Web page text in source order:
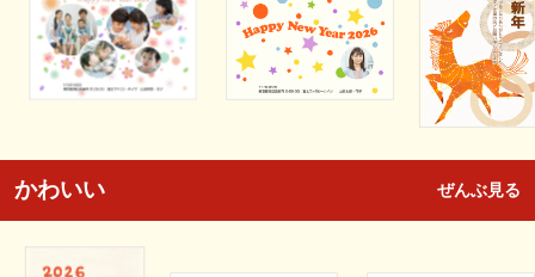
かわいい ぜんぶ見る